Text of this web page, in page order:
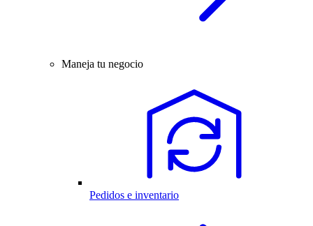
Maneja tu negocio
Pedidos e inventario